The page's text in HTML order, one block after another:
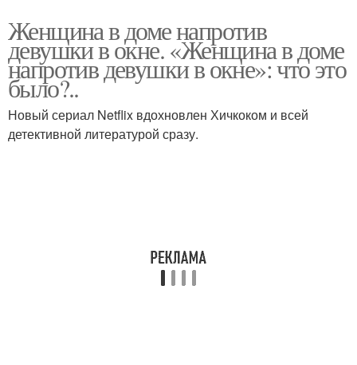
Женщина в доме напротив
девушки в окне. «Женщина в доме
напротив девушки в окне»: что это
было?..
Новый сериал Netflix вдохновлен Хичкоком и всей
детективной литературой сразу.